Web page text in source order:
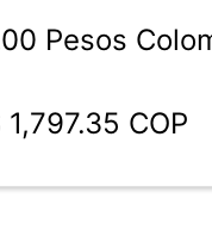
Pesos
COP